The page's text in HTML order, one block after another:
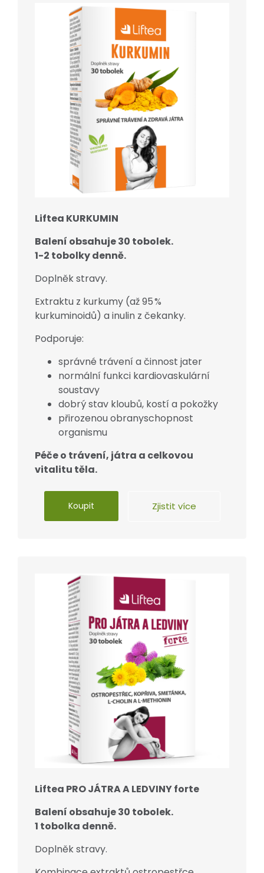
Liftea KURKUMIN
Balení obsahuje 30 tobolek.
1-2 tobolky denně.
Doplněk stravy.
Extraktu z kurkumy (až 95 %
kurkuminoidů) a inulin z čekanky.
Podporuje:
správné trávení a činnost jater
normální funkci kardiovaskulární
soustavy
dobrý stav kloubů, kostí a pokožky
přirozenou obranyschopnost
organismu
Péče o trávení, játra a celkovou
vitalitu těla.
Koupit Zjistit více
Liftea PRO JÁTRA A LEDVINY forte
Balení obsahuje 30 tobolek.
1 tobolka denně.
Doplněk stravy.